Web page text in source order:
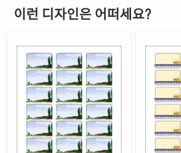
RV838LG-DV099
레이저 전용
흰색 무광 방수 레이저
CL838MP-DV099
투명(25μm) 방수 레이저
CL838TT-DV099
투명(50μm) 방수 레이저
CL838LT-DV099
이런 디자인은 어떠세요?